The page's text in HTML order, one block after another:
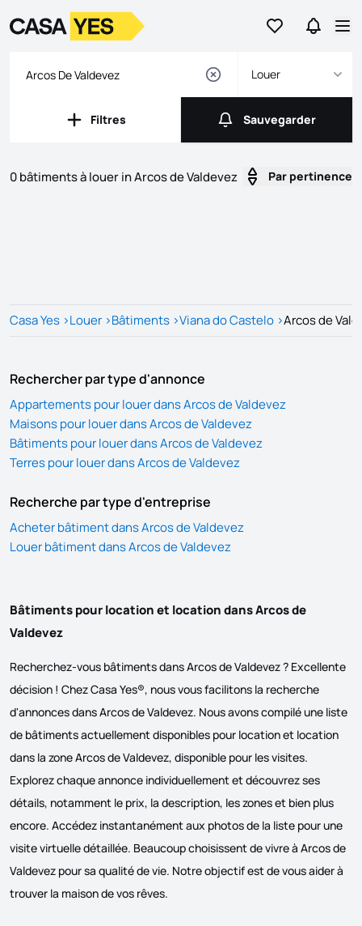
Aller auxAller
LogoAller à la page d’accueil
Louer
Filtres
Filtres Sauvegarder
Sauvegarder
0 bâtiments à louer in Arcos de Valdevez Par pertinence
Casa Yes >Louer >Bâtiments >Viana do Castelo >Arcos de
Rechercher par type d'annonce
Appartements pour louer dans Arcos de Valdevez
Maisons pour louer dans Arcos de Valdevez
Bâtiments pour louer dans Arcos de Valdevez
Terres pour louer dans Arcos de Valdevez
Recherche par type d'entreprise
Acheter bâtiment dans Arcos de Valdevez
Louer bâtiment dans Arcos de Valdevez
Bâtiments pour location et location dans Arcos de
Valdevez
Recherchez-vous bâtiments dans Arcos de Valdevez ? Excellente
décision ! Chez Casa Yes®, nous vous facilitons la recherche
d'annonces dans Arcos de Valdevez. Nous avons compilé une liste
de bâtiments actuellement disponibles pour location et location
dans la zone Arcos de Valdevez, disponible pour les visites.
Explorez chaque annonce individuellement et découvrez ses
détails, notamment le prix, la description, les zones et bien plus
encore. Accédez instantanément aux photos de la liste pour une
visite virtuelle détaillée. Beaucoup choisissent de vivre à Arcos de
Valdevez pour sa qualité de vie. Notre objectif est de vous aider à
trouver la maison de vos rêves.